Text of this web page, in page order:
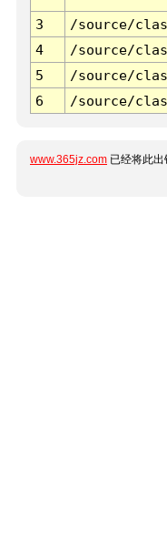
3 /source/
4
/source/
5
/source/
6
/source/
www.365jz.com 已经将此